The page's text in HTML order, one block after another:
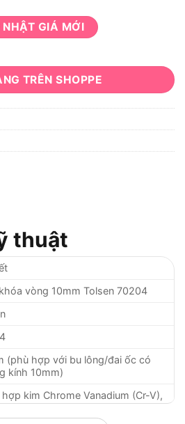
NHẬT GIÁ MỚI
70204 số lượng
TRÊN SHOPPE
thuật
vòng 10mm Tolsen 70204
(phù hợp với bu lông/đai ốc có
kính 10mm)
kim Chrome Vanadium (Cr-V),
gỉ, độ bền cao